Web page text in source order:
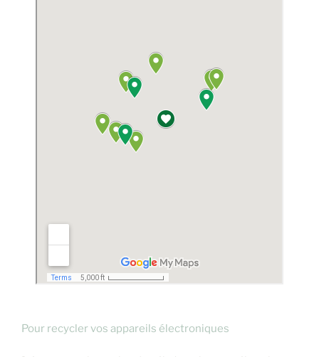
Pour recycler vos appareils électroniques